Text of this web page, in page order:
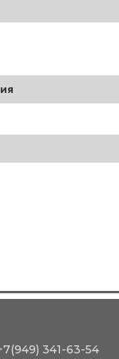
341-63-54